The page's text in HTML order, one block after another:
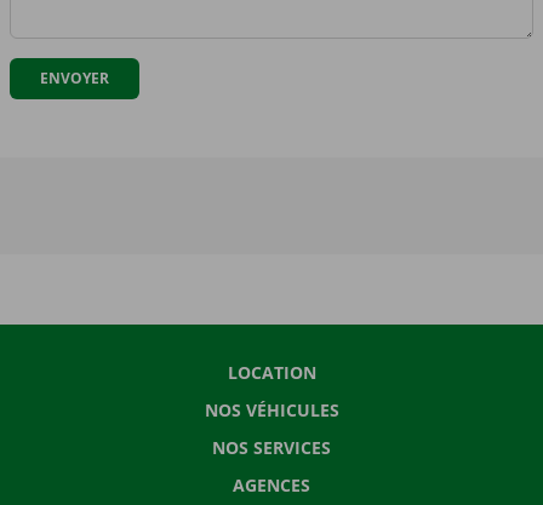
LOCATION
NOS VÉHICULES
NOS SERVICES
AGENCES